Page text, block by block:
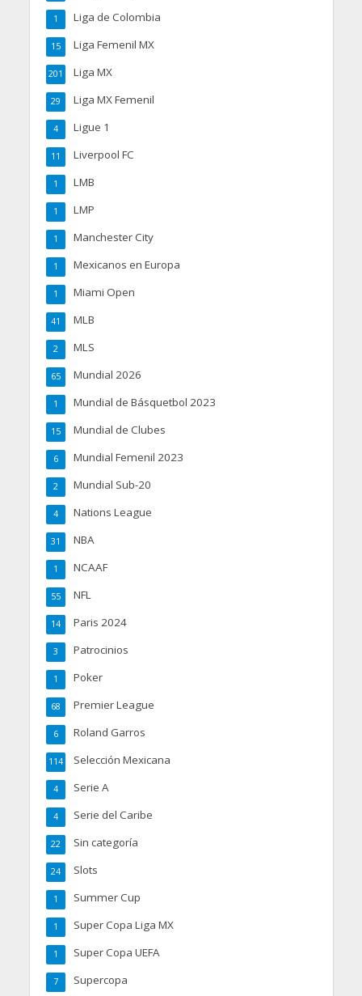
Liga de Colombia
1
Liga Femenil MX
15
Liga MX
201
Liga MX Femenil
29
Ligue 1
4
Liverpool FC
11
LMB
1
LMP
1
Manchester City
1
Mexicanos en Europa
1
Miami Open
1
MLB
41
MLS
2
Mundial 2026
65
Mundial de Básquetbol 2023
1
Mundial de Clubes
15
Mundial Femenil 2023
6
Mundial Sub-20
2
Nations League
4
NBA
31
NCAAF
1
NFL
55
Paris 2024
14
Patrocinios
3
Poker
1
Premier League
68
Roland Garros
6
Selección Mexicana
114
Serie A
4
Serie del Caribe
4
Sin categoría
22
Slots
24
Summer Cup
1
Super Copa Liga MX
1
Super Copa UEFA
1
Supercopa
7